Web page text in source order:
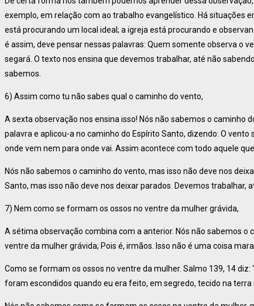
exemplo, em relação com ao trabalho evangelístico. Há situações
está procurando um local ideal; a igreja está procurando e
é assim, deve pensar nessas palavras: Quem somente observa o
segará. O texto nos ensina que devemos trabalhar, até não
sabemos.
6) Assim como tu não sabes qual o caminho do vento,
A sexta observação nos ensina isso! Nós não sabemos o caminho
palavra e aplicou-a no caminho do Espírito Santo, dizendo: O
onde vem nem para onde vai. Assim acontece com todo aquele
Nós não sabemos o caminho do vento, mas isso não deve nos
Santo, mas isso não deve nos deixar parados. Devemos trabalhar,
7) Nem como se formam os ossos no ventre da mulher grávida,
A sétima observação combina com a anterior. Nós não sabemos
ventre da mulher grávida; Pois é, irmãos. Isso não é uma coisa
Como se formam os ossos no ventre da mulher. Salmo 139, 14
foram escondidos quando eu era feito, em segredo, tecido na terra